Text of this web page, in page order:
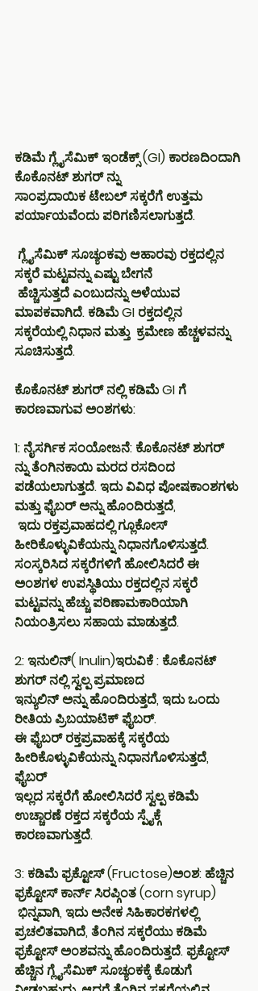
ಕಡಿಮೆ ಗ್ಲೈಸೆಮಿಕ್ ಇಂಡೆಕ್ಸ್ (GI) ಕಾರಣದಿಂದಾಗಿ
ಕೊಕೊನಟ್ ಶುಗರ್ ನ್ನು
ಸಾಂಪ್ರದಾಯಿಕ ಟೇಬಲ್ ಸಕ್ಕರೆಗೆ ಉತ್ತಮ
ಪರ್ಯಾಯವೆಂದು ಪರಿಗಣಿಸಲಾಗುತ್ತದೆ.
ಸಕ್ಕರೆ ಮಟ್ಟವನ್ನು ಎಷ್ಟು ಬೇಗನೆ
ಮಾಪಕವಾಗಿದೆ. ಕಡಿಮೆ GI ರಕ್ತದಲ್ಲಿನ
ಸಕ್ಕರೆಯಲ್ಲಿ ನಿಧಾನ ಮತ್ತು  ಕ್ರಮೇಣ ಹೆಚ್ಚಳವನ್ನು
ಸೂಚಿಸುತ್ತದೆ.
ಕೊಕೊನಟ್ ಶುಗರ್ ನಲ್ಲಿ ಕಡಿಮೆ GI ಗೆ
ಕಾರಣವಾಗುವ ಅಂಶಗಳು:
1: ನೈಸರ್ಗಿಕ ಸಂಯೋಜನೆ: ಕೊಕೊನಟ್ ಶುಗರ್
ನ್ನು ತೆಂಗಿನಕಾಯಿ ಮರದ ರಸದಿಂದ
ಪಡೆಯಲಾಗುತ್ತದೆ. ಇದು ವಿವಿಧ ಪೋಷಕಾಂಶಗಳು
ಮತ್ತು ಫೈಬರ್ ಅನ್ನು ಹೊಂದಿರುತ್ತದೆ,
ಹೀರಿಕೊಳ್ಳುವಿಕೆಯನ್ನು ನಿಧಾನಗೊಳಿಸುತ್ತದೆ.
ಸಂಸ್ಕರಿಸಿದ ಸಕ್ಕರೆಗಳಿಗೆ ಹೋಲಿಸಿದರೆ ಈ
ಅಂಶಗಳ ಉಪಸ್ಥಿತಿಯು ರಕ್ತದಲ್ಲಿನ ಸಕ್ಕರೆ
ಮಟ್ಟವನ್ನು ಹೆಚ್ಚು ಪರಿಣಾಮಕಾರಿಯಾಗಿ
ನಿಯಂತ್ರಿಸಲು ಸಹಾಯ ಮಾಡುತ್ತದೆ.
2: ಇನುಲಿನ್( Inulin)ಇರುವಿಕೆ : ಕೊಕೊನಟ್
ಶುಗರ್ ನಲ್ಲಿ ಸ್ವಲ್ಪ ಪ್ರಮಾಣದ
ಇನ್ಯುಲಿನ್ ಅನ್ನು ಹೊಂದಿರುತ್ತದೆ, ಇದು ಒಂದು
ರೀತಿಯ ಪ್ರಿಬಯಾಟಿಕ್ ಫೈಬರ್.
ಈ ಫೈಬರ್ ರಕ್ತಪ್ರವಾಹಕ್ಕೆ ಸಕ್ಕರೆಯ
ಹೀರಿಕೊಳ್ಳುವಿಕೆಯನ್ನು ನಿಧಾನಗೊಳಿಸುತ್ತದೆ,
ಫೈಬರ್
ಇಲ್ಲದ ಸಕ್ಕರೆಗೆ ಹೋಲಿಸಿದರೆ ಸ್ವಲ್ಪ ಕಡಿಮೆ
ಉಚ್ಚಾರಣೆ ರಕ್ತದ ಸಕ್ಕರೆಯ ಸ್ಪೈಕ್ಗೆ
ಕಾರಣವಾಗುತ್ತದೆ.
3: ಕಡಿಮೆ ಫ್ರಕ್ಟೋಸ್ (Fructose)ಅಂಶ: ಹೆಚ್ಚಿನ
ಫ್ರಕ್ಟೋಸ್ ಕಾರ್ನ್ ಸಿರಪ್ಗಿಂತ (corn syrup)
ಪ್ರಚಲಿತವಾಗಿದೆ, ತೆಂಗಿನ ಸಕ್ಕರೆಯು ಕಡಿಮೆ
ಫ್ರಕ್ಟೋಸ್ ಅಂಶವನ್ನು ಹೊಂದಿರುತ್ತದೆ. ಫ್ರಕ್ಟೋಸ್
ಹೆಚ್ಚಿನ ಗ್ಲೈಸೆಮಿಕ್ ಸೂಚ್ಯಂಕಕ್ಕೆ ಕೊಡುಗೆ